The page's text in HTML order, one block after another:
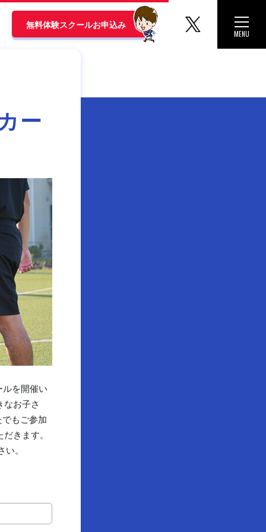
Toggle
MENU
無料体験スクールお申込み マリノ
ー
を開催い
お子さ
もご参加
きます。
。